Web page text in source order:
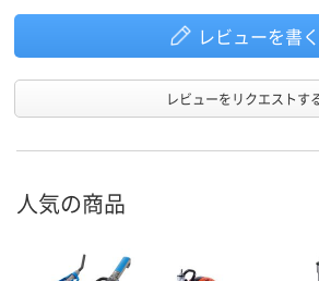
レビューを書く
レビューをリクエストす
人気の商品